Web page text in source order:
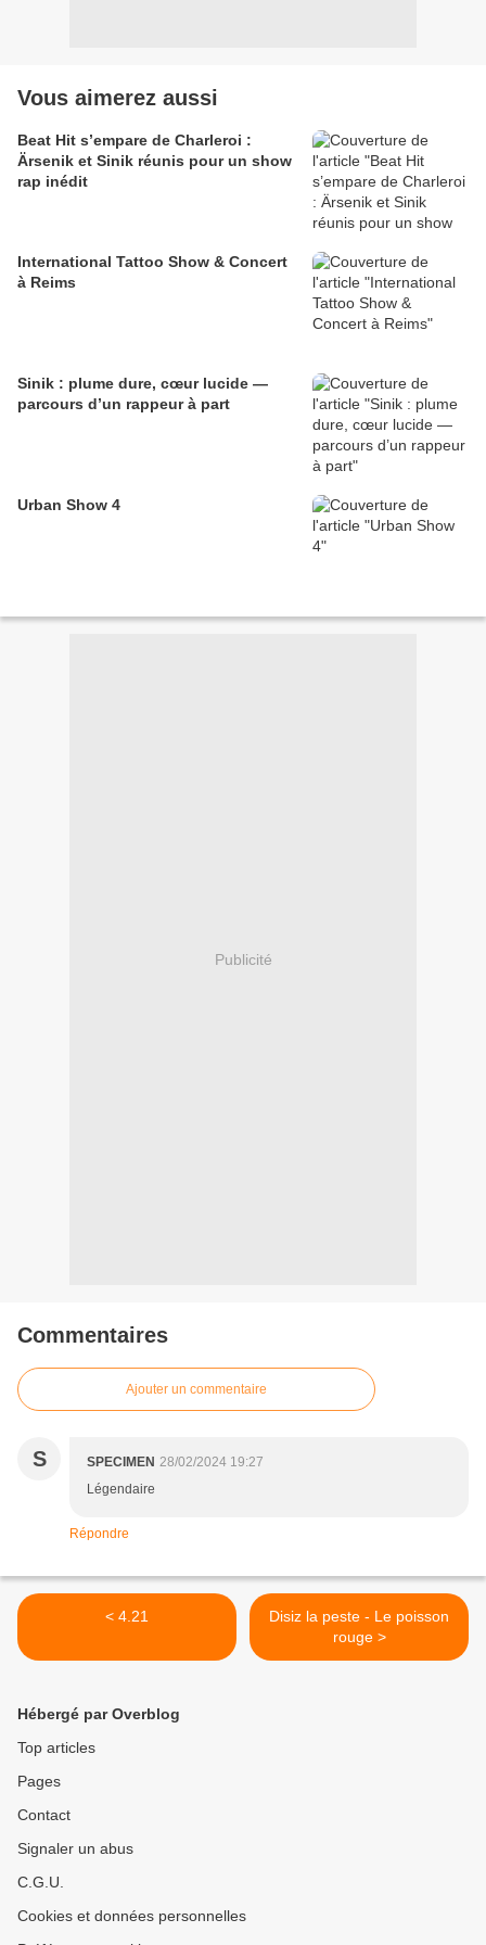
Vous aimerez aussi
Beat Hit s’empare de Charleroi :
Ärsenik et Sinik réunis pour un show
rap inédit
International Tattoo Show & Concert
à Reims
Sinik : plume dure, cœur lucide —
parcours d’un rappeur à part
Urban Show 4
Publicité
Commentaires
Ajouter un commentaire
S SPECIMEN 28/02/2024 19:27
Légendaire
Répondre
< 4.21
Disiz la peste - Le poisson
rouge >
Hébergé par Overblog
Top articles
Pages
Contact
Signaler un abus
C.G.U.
Cookies et données personnelles